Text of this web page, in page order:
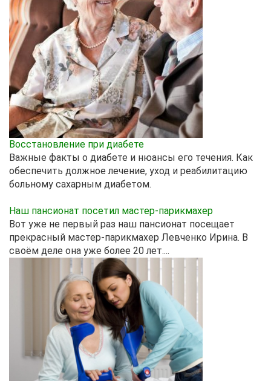
Восстановление при диабете
Важные факты о диабете и нюансы его течения. Как
обеспечить должное лечение, уход и реабилитацию
больному сахарным диабетом.
Наш пансионат посетил мастер-парикмахер
Вот уже не первый раз наш пансионат посещает
прекрасный мастер-парикмахер Левченко Ирина. В
своём деле она уже более 20 лет....